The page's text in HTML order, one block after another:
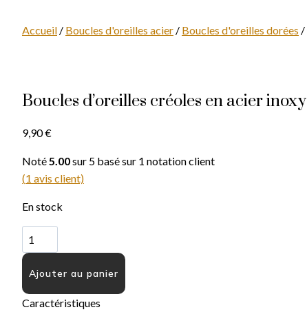
Accueil / Boucles d'oreilles acier / Boucles d'oreilles dorées /
Boucles d’oreilles créoles en acier
9,90€
Noté 5.00sur 5 basé sur 1 notation client
(1 avis client)
En stock
quantité
de
Boucles
d'oreilles
créoles
Ajouter au panier
Caractéristiques